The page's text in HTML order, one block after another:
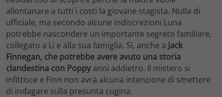
allontanare a tutti i costi la giovane stagista. Nulla di
ufficiale, ma secondo alcune indiscrezioni Luna
potrebbe nascondere un importante segreto familiare,
collegato a Li e alla sua famiglia. Sì, anche a Jack
Finnegan, che potrebbe avere avuto una storia
clandestina con Poppyanni addietro. Il mistero si
infittisce e Finn non avrà alcuna intenzione di smettere
di indagare sulla presunta cugina.